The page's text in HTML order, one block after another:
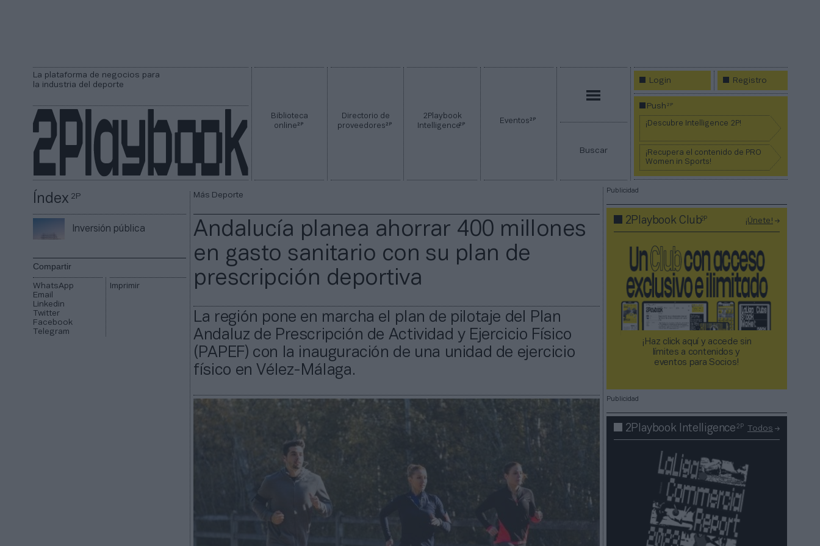
La plataforma de negocios para
la industria del deporte
Biblioteca
online2P
Directorio de
proveedores2P
2Playbook
Intelligence2P Eventos2P
Buscar
Login Registro
Push2P
¡Descubre Intelligence 2P!
¡Recupera el contenido de PRO
Women in Sports!
Índex2P
Inversión pública
Compartir
WhatsApp
Email
Linkedin
Twitter
Facebook
Telegram
Imprimir
Más Deporte
Andalucía planea ahorrar 400 millones
en gasto sanitario con su plan de
prescripción deportiva
La región pone en marcha el plan de pilotaje del Plan
Andaluz de Prescripción de Actividad y Ejercicio Físico
(PAPEF) con la inauguración de una unidad de ejercicio
físico en Vélez-Málaga.
Publicidad
2Playbook Club2P ¡Únete!
¡Haz click aquí y accede sin
límites a contenidos y
eventos para Socios!​​​​​​​
Publicidad
2Playbook Intelligence2P Todos